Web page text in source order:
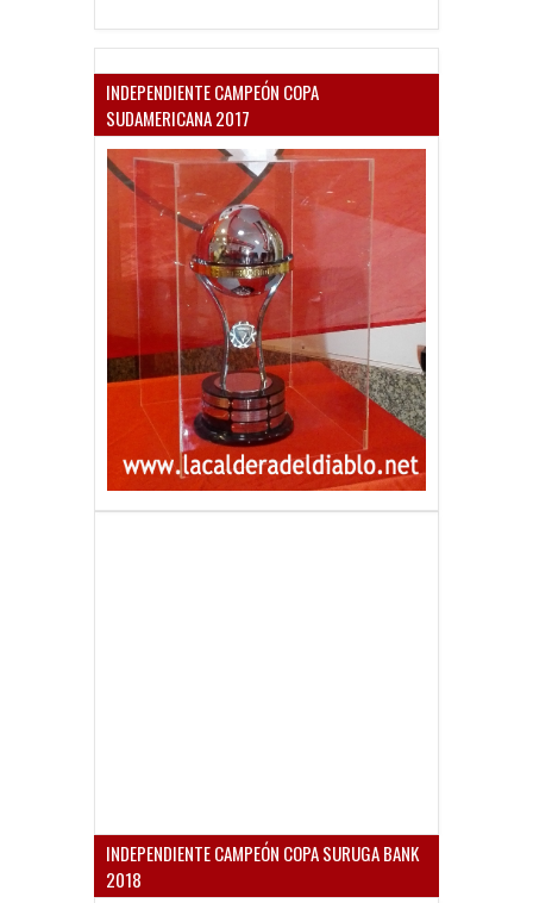
INDEPENDIENTE CAMPEÓN COPA
SUDAMERICANA 2017
INDEPENDIENTE CAMPEÓN COPA SURUGA BANK
2018